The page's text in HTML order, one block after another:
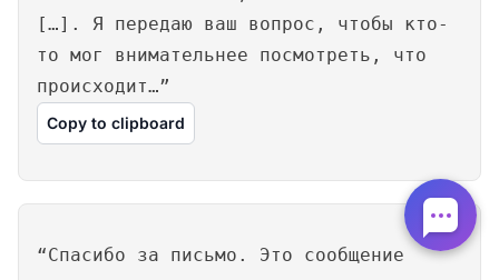
[…]. Я передаю ваш вопрос, чтобы кто-
то мог внимательнее посмотреть, что
происходит…”
Copy to clipboard
“Спасибо за письмо. Это сообщение